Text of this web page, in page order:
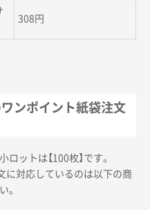
308円
ンポイント紙袋注文
ットは【100枚】です。
に対応しているのは以下の商
。